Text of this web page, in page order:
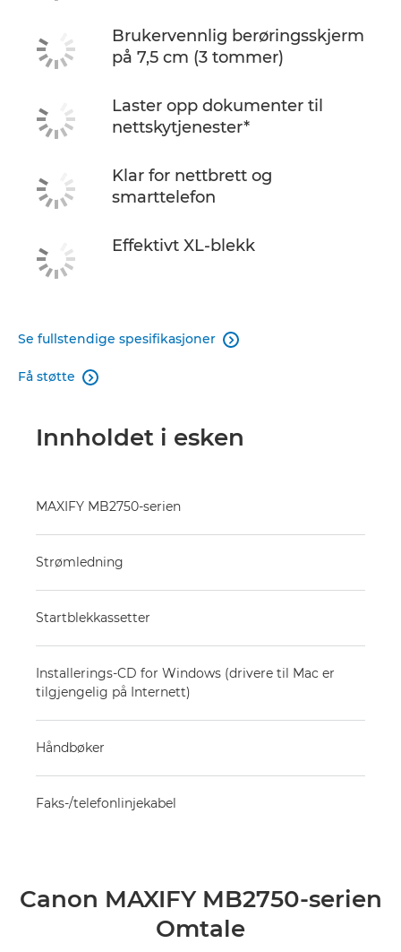
Brukervennlig berøringsskjerm
på 7,5 cm (3 tommer)
Laster opp dokumenter til
nettskytjenester*
Klar for nettbrett og
smarttelefon
Effektivt XL-blekk
Se fullstendige spesifikasjoner 
Få støtte 
Innholdet i esken
MAXIFY MB2750-serien
Strømledning
Startblekkassetter
Installerings-CD for Windows (drivere til Mac er
tilgjengelig på Internett)
Håndbøker
Faks-/telefonlinjekabel
Canon MAXIFY MB2750-serien
Omtale